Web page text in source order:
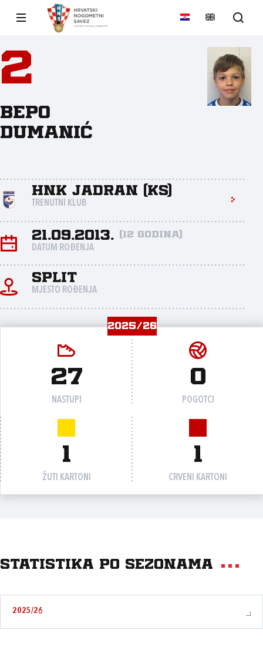
2
Bepo
Dumanić
HNK Jadran (KS)
TRENUTNI KLUB
21.09.2013. (12 godina)
DATUM ROĐENJA
Split
MJESTO ROĐENJA
2025/26
27
NASTUPI
0
POGOTCI
1
ŽUTI KARTONI
1
CRVENI KARTONI
Statistika po sezonama
2025/26